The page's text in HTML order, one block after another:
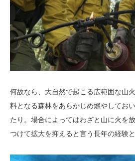
何故なら、大自然で起こる広範囲な山
料となる森林をあらかじめ燃やしてお
たり。場合によってはわざと山に火を
つけて拡大を抑えると言う長年の経験